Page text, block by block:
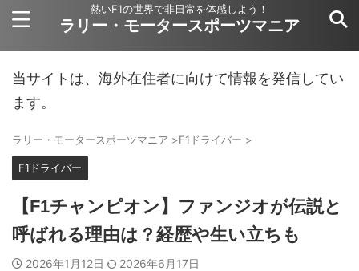
熱いF1の世界で非日常を体感しよう！
ラリー・モータースポーツマニア
当サイトは、海外在住者に向けて情報を発信してい
ます。
ラリー・モータースポーツマニア >F1ドライバー >
F1ドライバー
【F1チャンピオン】ファンジオが伝説と
呼ばれる理由は？経歴や生い立ちも
2026年1月12日 2026年6月17日